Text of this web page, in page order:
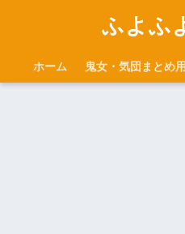
ふよふ
ホーム 鬼女・気団まとめ